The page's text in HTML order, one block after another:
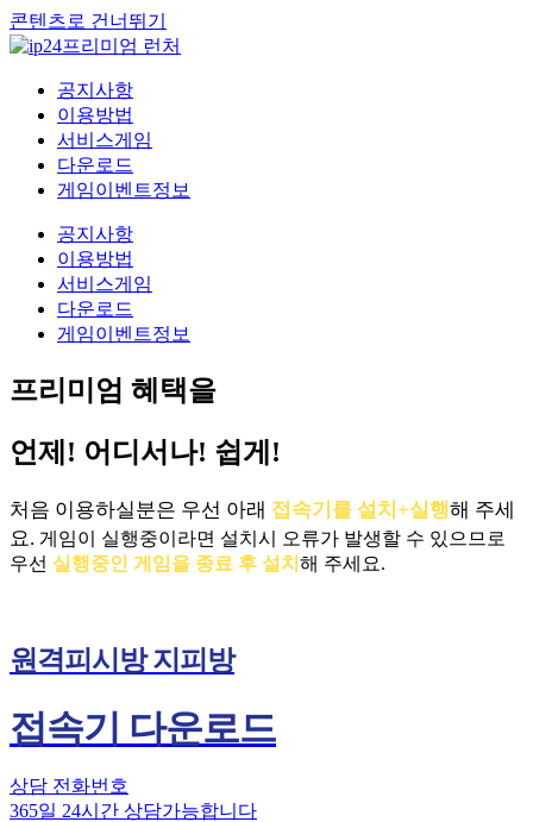
콘텐츠로 건너뛰기
공지사항
이용방법
서비스게임
다운로드
게임이벤트정보
공지사항
이용방법
서비스게임
다운로드
게임이벤트정보
프리미엄 혜택을
언제! 어디서나! 쉽게!
처음 이용하실분은 우선 아래 접속기를 설치+실행해 주세
요. 게임이 실행중이라면 설치시 오류가 발생할 수 있으므로
우선 실행중인 게임을 종료 후 설치 해 주세요.
원격피시방 지피방
접속기 다운로드
상담 전화번호
365일 24시간 상담가능합니다